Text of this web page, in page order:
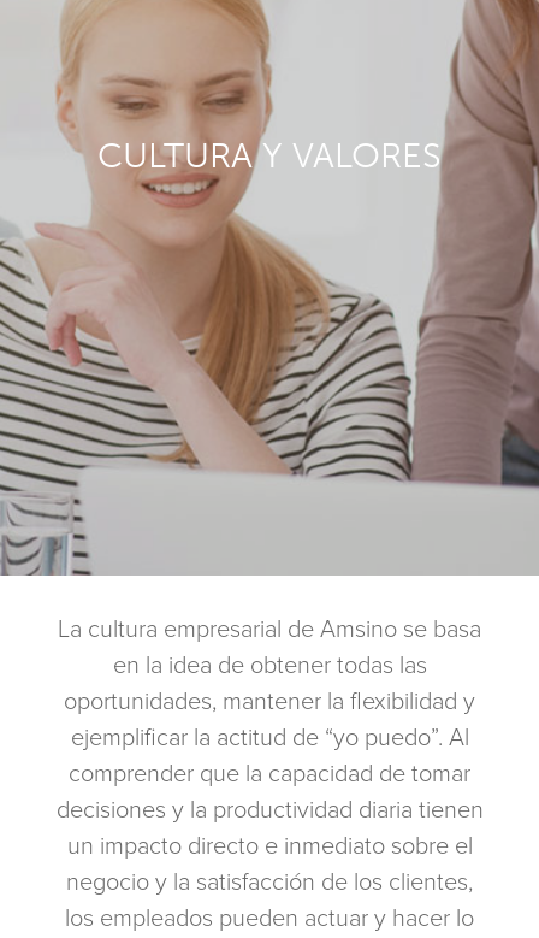
CULTURA Y VALORES
La cultura empresarial de Amsino se basa
en la idea de obtener todas las
oportunidades, mantener la flexibilidad y
ejemplificar la actitud de “yo puedo”. Al
comprender que la capacidad de tomar
decisiones y la productividad diaria tienen
un impacto directo e inmediato sobre el
negocio y la satisfacción de los clientes,
los empleados pueden actuar y hacer lo